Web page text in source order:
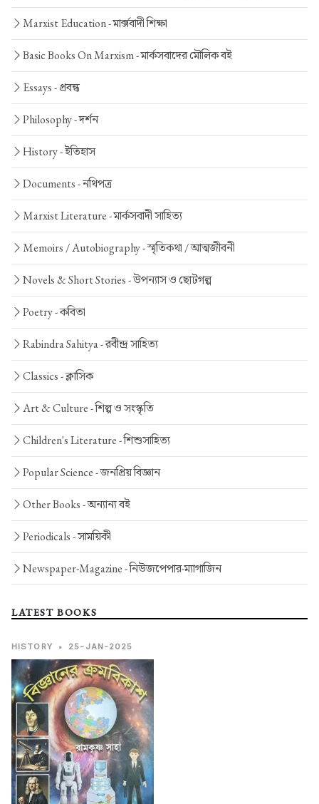
Marxist Education -মার্ক্সবাদী শিক্ষা
Basic Books On Marxism -মার্কসবাদের মৌলিক বই
Essays -প্রবন্ধ
Philosophy -দর্শন
History -ইতিহাস
Documents -নথিপত্র
Marxist Literature -মার্কসবাদী সাহিত্য
Memoirs / Autobiography -স্মৃতিকথা / আত্মজীবনী
Novels & Short Stories -উপন্যাস ও ছোটগল্প
Poetry -কবিতা
Rabindra Sahitya -রবীন্দ্র সাহিত্য
Classics -ক্লাসিক
Art & Culture -শিল্প ও সংস্কৃতি
Children's Literature -শিশুসাহিত্য
Popular Science -জনপ্রিয় বিজ্ঞান
Other Books -অন্যান্য বই
Periodicals -সাময়িকী
Newspaper-Magazine -নিউজপেপার-ম্যাগাজিন
LATEST BOOKS
HISTORY • 25-JAN-2025